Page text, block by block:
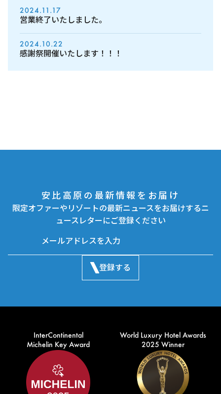
2024.11.17
営業終了いたしました。
2024.10.22
感謝祭開催いたします！！！
安比高原の最新情報をお届け
限定オファーやリゾートの最新ニュースをお届けするニ
ュースレターにご登録ください
登録する
InterContinental
Michelin Key Award
World Luxury Hotel Awards
2025 Winner